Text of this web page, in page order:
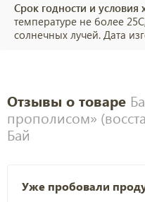
Срок годности и условия
температуре не более
солнечных лучей. Дата
Отзывы о товаре
прополисом»
Бай
Уже пробовали